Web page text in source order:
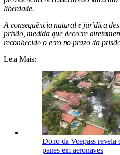
liberdade.
A consequência natural e jurídica
prisão, medida que decorre
reconhecido o erro no prazo da
Leia Mais:
Dono da Voepass revela
panes em aeronaves